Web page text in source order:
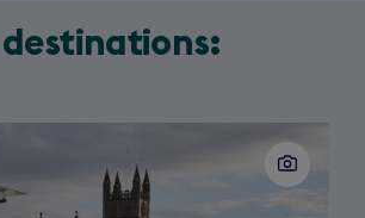
n
destinations: